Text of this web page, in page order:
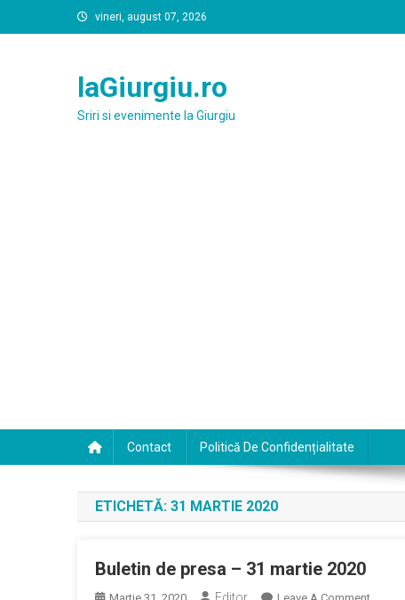
to
vineri, august 07, 2026
laGiurgiu.ro
Sriri si evenimente la Giurgiu
Contact Politică De Confidențialitate
ETICHETĂ: 31 MARTIE 2020
Buletin de presa – 31 martie 2020
On